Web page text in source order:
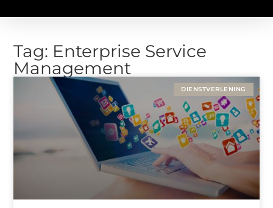
Tag: Enterprise Service
Management
DIENSTVERLENING